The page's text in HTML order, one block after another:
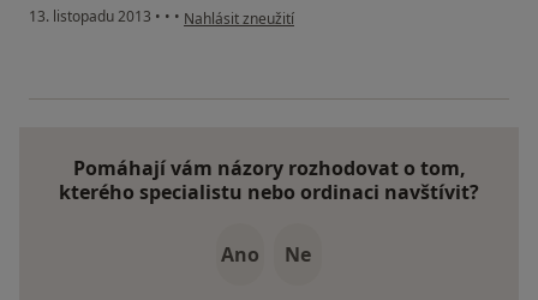
13. listopadu 2013 • • • podle názoru uživatele Váš účet byl odstraněn
Nahlásit zneužití
Pomáhají vám názory rozhodovat o tom,
kterého specialistu nebo ordinaci navštívit?
Ano Ne